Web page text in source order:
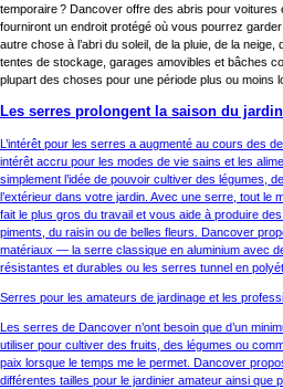
temporaire ? Dancover offre des abris pour voitures
fourniront un endroit protégé où vous pourrez
autre chose à l’abri du soleil, de la pluie, de la
tentes de stockage, garages amovibles et bâches
plupart des choses pour une période plus ou moins
Les serres prolongent la saison du
L’intérêt pour les serres a augmenté au cours des
intérêt accru pour les modes de vie sains et les
simplement l’idée de pouvoir cultiver des légumes,
l’extérieur dans votre jardin. Avec une serre, tout le
fait le plus gros du travail et vous aide à produire
piments, du raisin ou de belles fleurs. Dancover
matériaux — la serre classique en aluminium avec
résistantes et durables ou les serres tunnel en
Serres pour les amateurs de jardinage et les
Les serres de Dancover n’ont besoin que d’un
utiliser pour cultiver des fruits, des légumes ou
paix lorsque le temps me le permet. Dancover
différentes tailles pour le jardinier amateur ainsi que